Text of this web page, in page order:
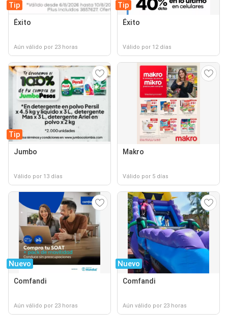
Tip
Éxito
Aún válido por 23 horas
Tip
Éxito
Válido por 12 días
Tip
Jumbo
Válido por 13 días
Makro
Válido por 5 días
Nuevo
Comfandi
Aún válido por 23 horas
Nuevo
Comfandi
Aún válido por 23 horas